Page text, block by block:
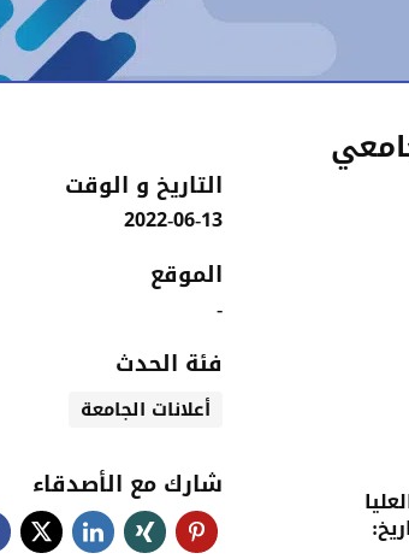
بتاريخ:
التاريخ و الوقت
2022-06-13
الموقع
-
فئة الحدث
أعلانات الجامعة
شارك مع الأصدقاء